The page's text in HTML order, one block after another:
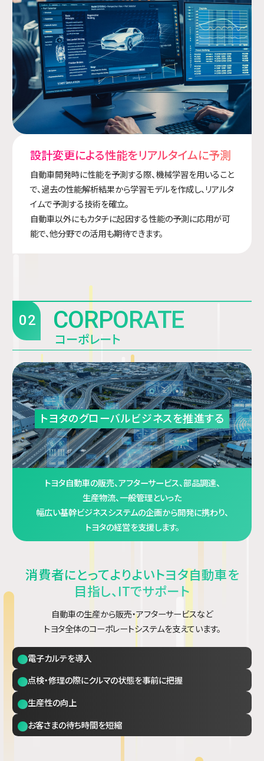
設計変更による性能をリアルタイムに予測
自動車開発時に性能を予測する際、機械学習を用いること
で、過去の性能解析結果から学習モデルを作成し、リアルタ
イムで予測する技術を確立。
自動車以外にもカタチに起因する性能の予測に応用が可
能で、他分野での活用も期待できます。
CORPORATE
コーポレート
02
トヨタのグローバルビジネスを推進する
トヨタ自動車の販売、アフターサービス、部品調達、
生産物流、一般管理といった
幅広い基幹ビジネスシステムの企画から開発に携わり、
トヨタの経営を支援します。
消費者にとってよりよいトヨタ自動車を
目指し、ITでサポート
自動車の生産から販売・アフターサービスなど
トヨタ全体のコーポレートシステムを支えています。
電子カルテを導入
点検・修理の際にクルマの状態を事前に把握
生産性の向上
お客さまの待ち時間を短縮